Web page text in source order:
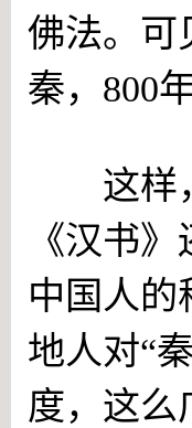
佛法。可
秦，800
这样，
《汉书
中国人的
地人对“
度，这么